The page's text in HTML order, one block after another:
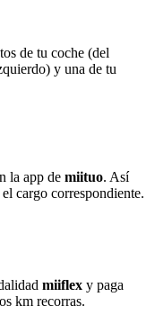
de tu coche (del
y una de tu
la app de miituo. Así
cargo correspondiente.
miiflex y paga
km recorras.